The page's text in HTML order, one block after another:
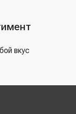
вкус